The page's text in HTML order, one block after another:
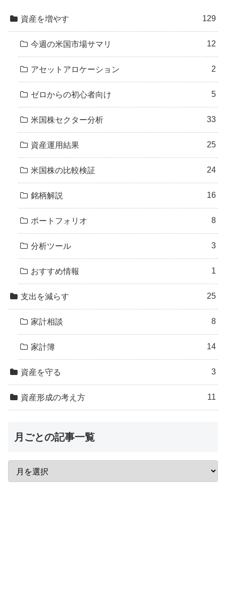
資産を増やす 129
今週の米国市場サマリ 12
アセットアロケーション 2
ゼロからの初心者向け 5
米国株セクター分析 33
資産運用結果 25
米国株の比較検証 24
銘柄解説 16
ポートフォリオ 8
分析ツール 3
おすすめ情報 1
支出を減らす 25
家計相談 8
家計簿 14
資産を守る 3
資産形成の考え方 11
月ごとの記事一覧